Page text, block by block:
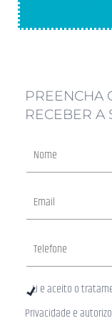
PREENCHA
RECEBER A
Li e aceito o
Privacidade e